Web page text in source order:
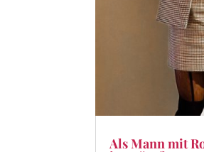
Als Mann mit